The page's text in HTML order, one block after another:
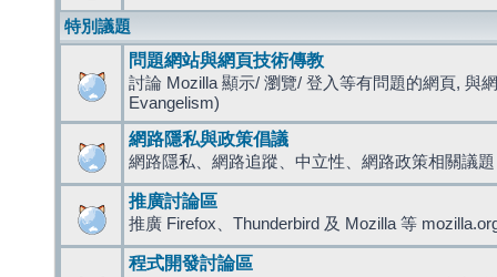
特別議題
問題網站與網頁技術傳教
討論 Mozilla 顯示/ 瀏覽/ 登入等有問題的網頁, 與
Evangelism)
網路隱私與政策倡議
網路隱私、網路追蹤、中立性、網路政策相關議題
推廣討論區
推廣 Firefox、Thunderbird 及 Mozilla 等
程式開發討論區